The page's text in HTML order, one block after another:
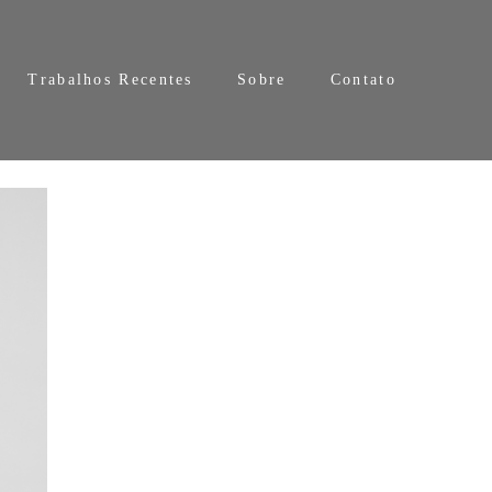
Trabalhos Recentes Sobre Contato